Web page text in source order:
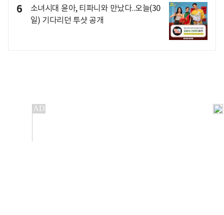
6
소녀시대 윤아, 티파니와 만났다..오늘(30
일) 기다리던 투샷 공개